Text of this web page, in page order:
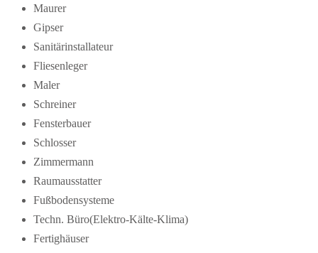
Maurer
Gipser
Sanitärinstallateur
Fliesenleger
Maler
Schreiner
Fensterbauer
Schlosser
Zimmermann
Raumausstatter
Fußbodensysteme
Techn. Büro(Elektro-Kälte-Klima)
Fertighäuser